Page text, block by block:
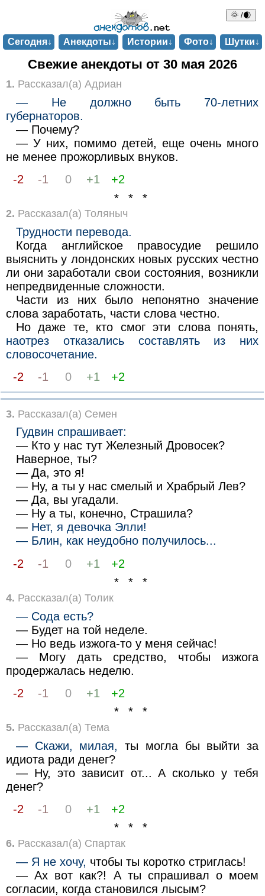
🌞 /🌒
Сегодня↓ Анекдоты↓ Истории↓ Фото↓ Шутки↓
Свежие анекдоты от 30 мая 2026
1. Рассказал(а) Адриан
— Не должно быть 70-летних
губернаторов.
— Почему?
— У них, помимо детей, еще очень много
не менее прожорливых внуков.
-2
-1 0 +1
+2
* * *
2. Рассказал(а) Толяныч
Трудности перевода.
Когда английское правосудие решило
выяснить у лондонских новых русских честно
ли они заработали свои состояния, возникли
непредвиденные сложности.
Части из них было непонятно значение
слова заработать, части слова честно.
Но даже те, кто смог эти слова понять,
наотрез отказались составлять из них
словосочетание.
-2
-1 0 +1 +2
3. Рассказал(а) Семен
Гудвин спрашивает:
— Кто у нас тут Железный Дровосек?
Наверное, ты?
— Да, это я!
— Ну, а ты у нас смелый и Храбрый Лев?
— Да, вы угадали.
— Ну а ты, конечно, Страшила?
— Нет, я девочка Элли!
— Блин, как неудобно получилось...
-2
-1 0 +1
+2
* * *
4. Рассказал(а) Толик
— Сода есть?
— Будет на той неделе.
— Но ведь изжога-то у меня сейчас!
— Могу дать средство, чтобы изжога
продержалась неделю.
-2
-1 0 +1
+2
* * *
5. Рассказал(а) Тема
— Скажи, милая,
ты могла бы выйти за
идиота ради денег?
— Ну, это зависит от... А сколько у тебя
денег?
-2
-1 0 +1
+2
* * *
6. Рассказал(а) Спартак
— Я не хочу, чтобы ты коротко стриглась!
— Ах вот как?! А ты спрашивал о моем
согласии, когда становился лысым?